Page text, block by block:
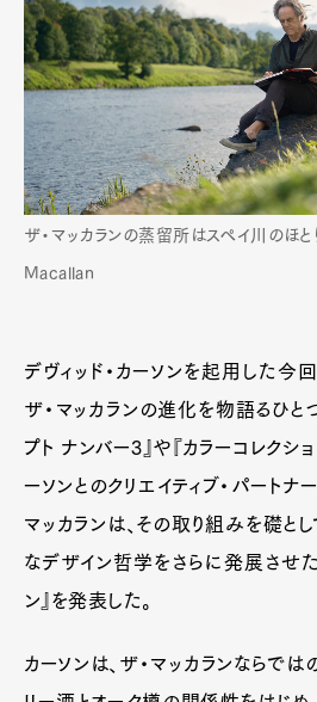
ザ・マッカランの蒸留所はスペイ川のほ
Macallan
デヴィッド・カーソンを起用した今
ザ・マッカランの進化を物語るひと
プト ナンバー3』や『カラーコレクシ
ーソンとのクリエイティブ・パートナ
マッカランは、その取り組みを礎と
なデザイン哲学をさらに発展させた
ン』を発表した。
カーソンは、ザ・マッカランならで